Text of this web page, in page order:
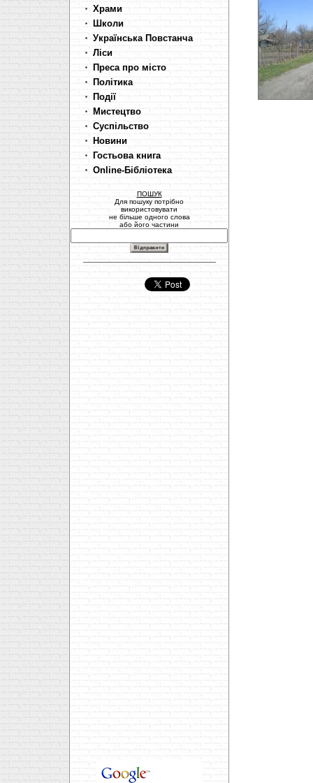
Храми
Школи
Українська Повстанча
Ліси
Преса про місто
Політика
Події
Мистецтво
Суспільство
Новини
Гостьова книга
Online-Бібліотека
ПОШУК
Для пошуку потрібно
використовувати
не більше одного слова
або його частини